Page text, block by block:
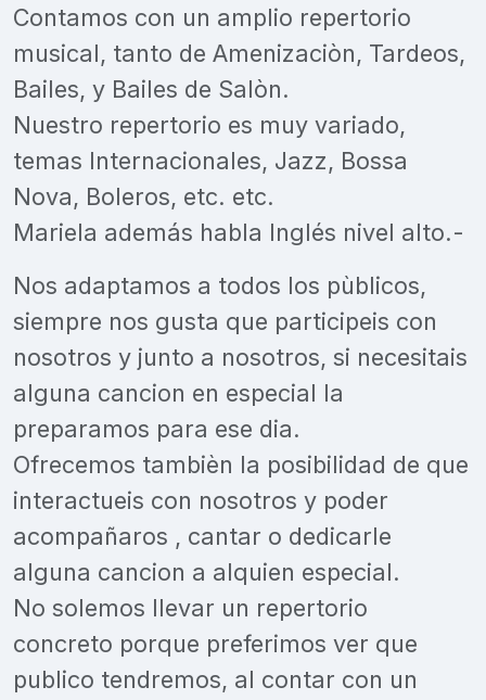
Contamos con un amplio repertorio
musical, tanto de Amenizaciòn, Tardeos,
Bailes, y Bailes de Salòn.
Nuestro repertorio es muy variado,
temas Internacionales, Jazz, Bossa
Nova, Boleros, etc. etc.
Mariela además habla Inglés nivel alto.-
Nos adaptamos a todos los pùblicos,
siempre nos gusta que participeis con
nosotros y junto a nosotros, si necesitais
alguna cancion en especial la
preparamos para ese dia.
Ofrecemos tambièn la posibilidad de que
interactueis con nosotros y poder
acompañaros , cantar o dedicarle
alguna cancion a alquien especial.
No solemos llevar un repertorio
concreto porque preferimos ver que
publico tendremos, al contar con un